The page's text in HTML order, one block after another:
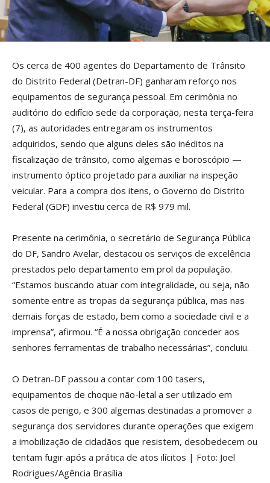
Os cerca de 400 agentes do Departamento de Trânsito
do Distrito Federal (Detran-DF) ganharam reforço nos
equipamentos de segurança pessoal. Em cerimônia no
auditório do edifício sede da corporação, nesta terça-feira
(7), as autoridades entregaram os instrumentos
adquiridos, sendo que alguns deles são inéditos na
fiscalização de trânsito, como algemas e boroscópio —
instrumento óptico projetado para auxiliar na inspeção
veicular. Para a compra dos itens, o Governo do Distrito
Federal (GDF) investiu cerca de R$ 979 mil.
Presente na cerimônia, o secretário de Segurança Pública
do DF, Sandro Avelar, destacou os serviços de excelência
prestados pelo departamento em prol da população.
“Estamos buscando atuar com integralidade, ou seja, não
somente entre as tropas da segurança pública, mas nas
demais forças de estado, bem como a sociedade civil e a
imprensa”, afirmou. “É a nossa obrigação conceder aos
senhores ferramentas de trabalho necessárias”, concluiu.
O Detran-DF passou a contar com 100 tasers,
equipamentos de choque não-letal a ser utilizado em
casos de perigo, e 300 algemas destinadas a promover a
segurança dos servidores durante operações que exigem
a imobilização de cidadãos que resistem, desobedecem ou
tentam fugir após a prática de atos ilícitos | Foto: Joel
Rodrigues/Agência Brasília